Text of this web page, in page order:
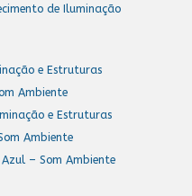
de Iluminação
e Estruturas
Ambiente
e Estruturas
Ambiente
– Som Ambiente